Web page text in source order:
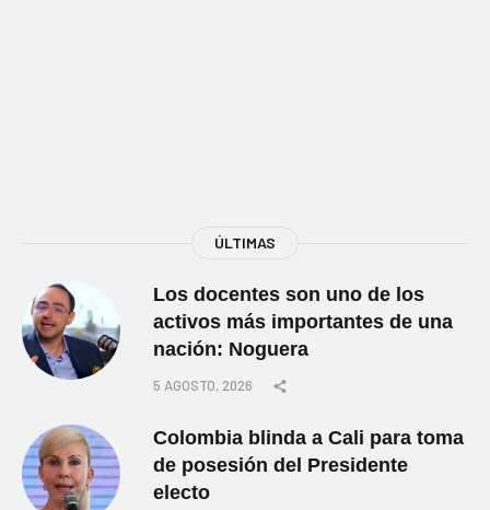
ÚLTIMAS
Los docentes son uno de los
activos más importantes de una
nación: Noguera
5 AGOSTO, 2026
Colombia blinda a Cali para toma
de posesión del Presidente
electo